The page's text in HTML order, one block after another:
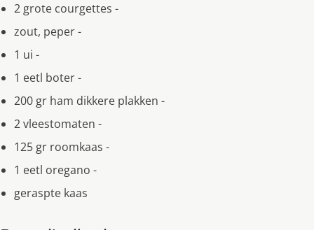
2 grote courgettes -
zout, peper -
1 ui -
1 eetl boter -
200 gr ham dikkere plakken -
2 vleestomaten -
125 gr roomkaas -
1 eetl oregano -
geraspte kaas